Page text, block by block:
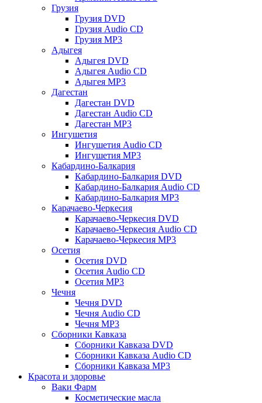
Грузия
Грузия DVD
Грузия Audio CD
Грузия MP3
Адыгея
Адыгея DVD
Адыгея Audio CD
Адыгея MP3
Дагестан
Дагестан DVD
Дагестан Audio CD
Дагестан MP3
Ингушетия
Ингушетия Audio CD
Ингушетия MP3
Кабардино-Балкария
Кабардино-Балкария DVD
Кабардино-Балкария Audio CD
Кабардино-Балкария MP3
Карачаево-Черкесия
Карачаево-Черкесия DVD
Карачаево-Черкесия Audio CD
Карачаево-Черкесия MP3
Осетия
Осетия DVD
Осетия Audio CD
Осетия MP3
Чечня
Чечня DVD
Чечня Audio CD
Чечня MP3
Сборники Кавказа
Сборники Кавказа DVD
Сборники Кавказа Audio CD
Сборники Кавказа MP3
Красота и здоровье
Ваки Фарм
Косметические масла